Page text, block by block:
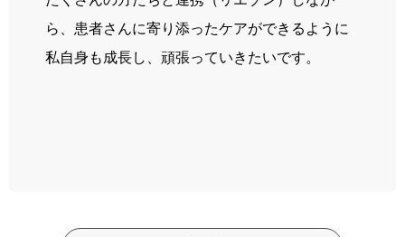
ら、患者さんに寄り添ったケアができるように
私自身も成長し、頑張っていきたいです。